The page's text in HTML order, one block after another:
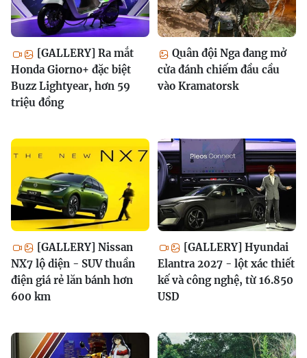
[GALLERY] Ra mắt
Honda Giorno+ đặc biệt
Buzz Lightyear, hơn 59
triệu đồng
Quân đội Nga đang mở
cửa đánh chiếm đầu cầu
vào Kramatorsk
[GALLERY] Nissan
NX7 lộ diện - SUV thuần
điện giá rẻ lăn bánh hơn
600 km
[GALLERY] Hyundai
Elantra 2027 - lột xác thiết
kế và công nghệ, từ 16.850
USD